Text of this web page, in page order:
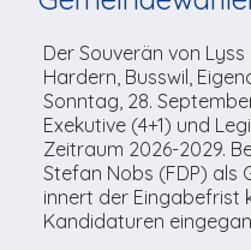
ImmoCorner
Links
LOLY-Shop
Flos Chuchichäschtli
UnsereWeg zum Studio
Der Souverän von
Hardern, Busswil,
Sonntag, 28.
Exekutive (4+1) und
Zeitraum 2026-2029.
Stefan Nobs (FDP) als
innert der Eingabefrist
Kandidaturen